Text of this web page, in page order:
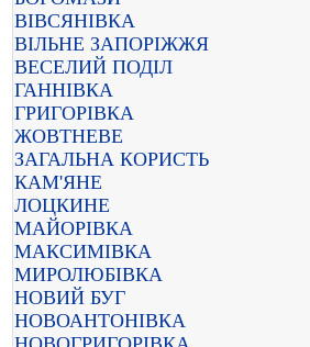
ВІВСЯНІВКА
ВІЛЬНЕ ЗАПОРІЖЖЯ
ВЕСЕЛИЙ ПОДІЛ
ГАННІВКА
ГРИГОРІВКА
ЖОВТНЕВЕ
ЗАГАЛЬНА КОРИСТЬ
КАМ'ЯНЕ
ЛОЦКИНЕ
МАЙОРІВКА
МАКСИМІВКА
МИРОЛЮБІВКА
НОВИЙ БУГ
НОВОАНТОНІВКА